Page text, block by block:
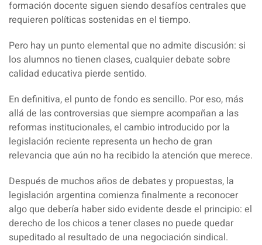
formación docente siguen siendo desafíos centrales que
requieren políticas sostenidas en el tiempo.
Pero hay un punto elemental que no admite discusión: si
los alumnos no tienen clases, cualquier debate sobre
calidad educativa pierde sentido.
En definitiva, el punto de fondo es sencillo. Por eso, más
allá de las controversias que siempre acompañan a las
reformas institucionales, el cambio introducido por la
legislación reciente representa un hecho de gran
relevancia que aún no ha recibido la atención que merece.
Después de muchos años de debates y propuestas, la
legislación argentina comienza finalmente a reconocer
algo que debería haber sido evidente desde el principio: el
derecho de los chicos a tener clases no puede quedar
supeditado al resultado de una negociación sindical.